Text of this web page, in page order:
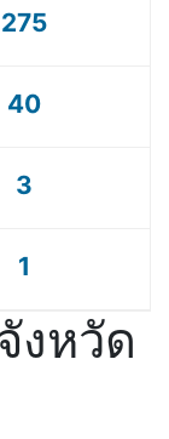
275
40
3
1
งหวัด